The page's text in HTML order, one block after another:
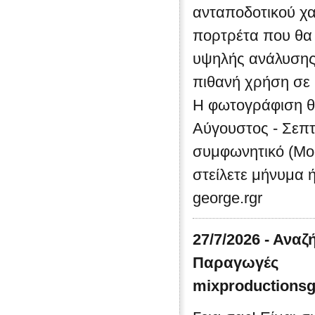
ανταποδοτικού
πορτρέτα που
υψηλής
πιθανή χρήση
Η φωτογράφιση
Αύγουστος -
συμφωνητικό
στείλετε μήνυμα
george.rgr
27/7/2026 -
Παραγωγές